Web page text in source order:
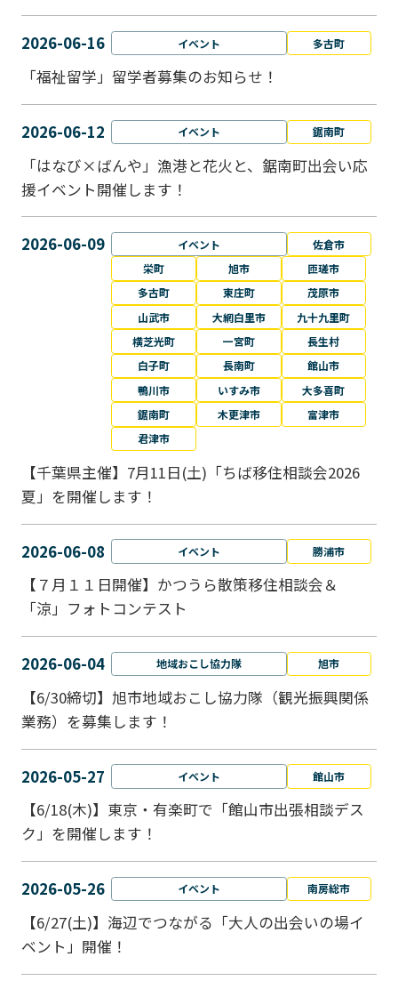
2026-06-16 イベント 多古町
「福祉留学」留学者募集のお知らせ！
2026-06-12 イベント 鋸南町
「はなび×ばんや」漁港と花火と、鋸南町出会い応
援イベント開催します！
2026-06-09 イベント
佐倉市
栄町
旭市
匝瑳市
多古町
東庄町
茂原市
山武市
大網白里市
九十九里町
横芝光町
一宮町
長生村
白子町
長南町
館山市
鴨川市
いすみ市
大多喜町
鋸南町
木更津市
富津市
君津市
【千葉県主催】7月11日(土)「ちば移住相談会2026
夏」を開催します！
2026-06-08 イベント 勝浦市
【７月１１日開催】かつうら散策移住相談会＆
「涼」フォトコンテスト
2026-06-04 地域おこし協力隊 旭市
【6/30締切】旭市地域おこし協力隊（観光振興関係
業務）を募集します！
2026-05-27 イベント 館山市
【6/18(木)】東京・有楽町で「館山市出張相談デス
ク」を開催します！
2026-05-26 イベント 南房総市
【6/27(土)】海辺でつながる「大人の出会いの場イ
ベント」開催！